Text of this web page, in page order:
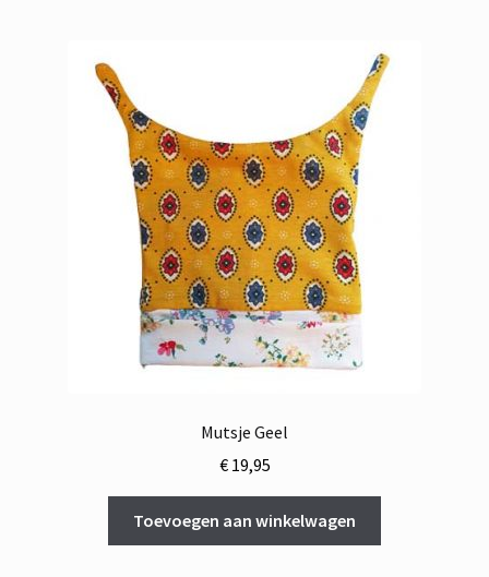
Gastenboek
Mutsje Geel
€19,95
Toevoegen aan winkelwagen